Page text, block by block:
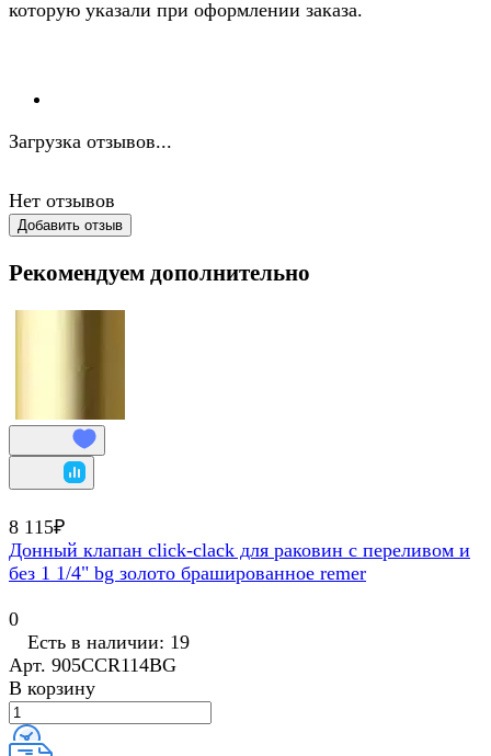
которую указали при оформлении заказа.
Загрузка отзывов...
Нет отзывов
Добавить отзыв
Рекомендуем дополнительно
8 115₽
Донный клапан click-clack для раковин с переливом и
без 1 1/4" bg золото брашированное remer
0
Есть в наличии: 19
Арт. 905CCR114BG
В корзину